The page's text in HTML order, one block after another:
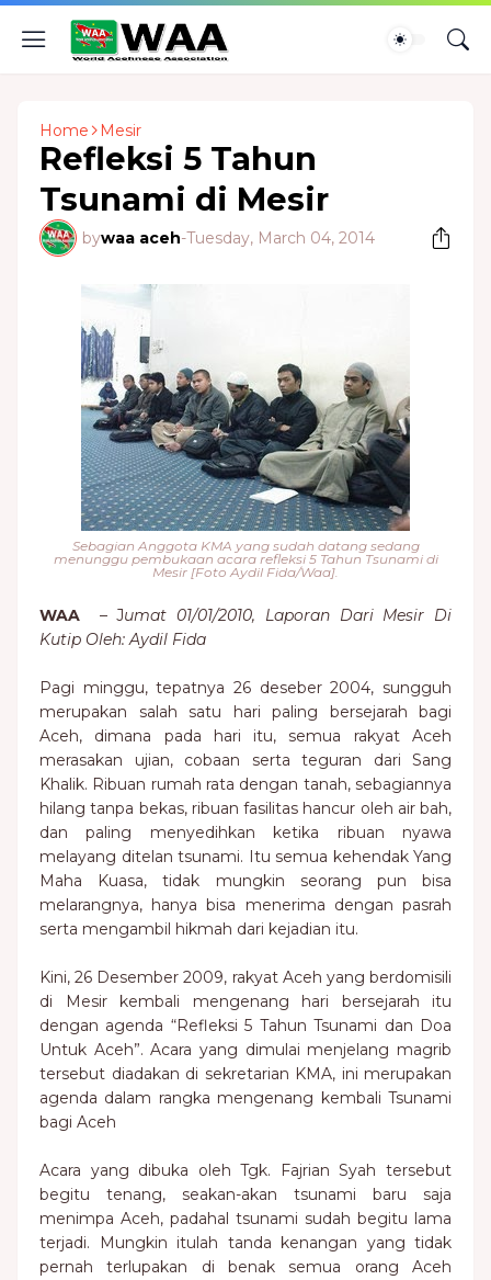
Home Mesir
Refleksi 5 Tahun
Tsunami di Mesir
bywaa aceh-Tuesday, March 04, 2014
Sebagian Anggota KMA yang sudah datang sedang
menunggu pembukaan acara refleksi 5 Tahun Tsunami di
Mesir [Foto Aydil Fida/Waa].
WAA – Jumat 01/01/2010, Laporan Dari Mesir Di
Kutip Oleh: Aydil Fida
Pagi minggu, tepatnya 26 deseber 2004, sungguh
merupakan salah satu hari paling bersejarah bagi
Aceh, dimana pada hari itu, semua rakyat Aceh
merasakan ujian, cobaan serta teguran dari Sang
Khalik. Ribuan rumah rata dengan tanah, sebagiannya
hilang tanpa bekas, ribuan fasilitas hancur oleh air bah,
dan paling menyedihkan ketika ribuan nyawa
melayang ditelan tsunami. Itu semua kehendak Yang
Maha Kuasa, tidak mungkin seorang pun bisa
melarangnya, hanya bisa menerima dengan pasrah
serta mengambil hikmah dari kejadian itu.
Kini, 26 Desember 2009, rakyat Aceh yang berdomisili
di Mesir kembali mengenang hari bersejarah itu
dengan agenda “Refleksi 5 Tahun Tsunami dan Doa
Untuk Aceh”. Acara yang dimulai menjelang magrib
tersebut diadakan di sekretarian KMA, ini merupakan
agenda dalam rangka mengenang kembali Tsunami
bagi Aceh
Acara yang dibuka oleh Tgk. Fajrian Syah tersebut
begitu tenang, seakan-akan tsunami baru saja
menimpa Aceh, padahal tsunami sudah begitu lama
terjadi. Mungkin itulah tanda kenangan yang tidak
pernah terlupakan di benak semua orang Aceh